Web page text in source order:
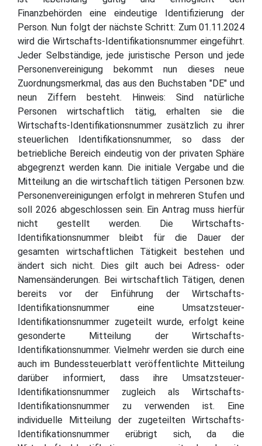
Finanzbehörden eine eindeutige Identifizierung der
Person. Nun folgt der nächste Schritt: Zum 01.11.2024
wird die Wirtschafts-Identifikationsnummer eingeführt.
Jeder Selbständige, jede juristische Person und jede
Personenvereinigung bekommt nun dieses neue
Zuordnungsmerkmal, das aus den Buchstaben "DE" und
neun Ziffern besteht. Hinweis: Sind natürliche
Personen wirtschaftlich tätig, erhalten sie die
Wirtschafts-Identifikationsnummer zusätzlich zu ihrer
steuerlichen Identifikationsnummer, so dass der
betriebliche Bereich eindeutig von der privaten Sphäre
abgegrenzt werden kann. Die initiale Vergabe und die
Mitteilung an die wirtschaftlich tätigen Personen bzw.
Personenvereinigungen erfolgt in mehreren Stufen und
soll 2026 abgeschlossen sein. Ein Antrag muss hierfür
nicht gestellt werden. Die Wirtschafts-
Identifikationsnummer bleibt für die Dauer der
gesamten wirtschaftlichen Tätigkeit bestehen und
ändert sich nicht. Dies gilt auch bei Adress- oder
Namensänderungen. Bei wirtschaftlich Tätigen, denen
bereits vor der Einführung der Wirtschafts-
Identifikationsnummer eine Umsatzsteuer-
Identifikationsnummer zugeteilt wurde, erfolgt keine
gesonderte Mitteilung der Wirtschafts-
Identifikationsnummer. Vielmehr werden sie durch eine
auch im Bundessteuerblatt veröffentlichte Mitteilung
darüber informiert, dass ihre Umsatzsteuer-
Identifikationsnummer zugleich als Wirtschafts-
Identifikationsnummer zu verwenden ist. Eine
individuelle Mitteilung der zugeteilten Wirtschafts-
Identifikationsnummer erübrigt sich, da die